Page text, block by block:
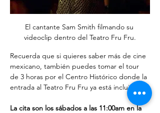
El cantante Sam Smith filmando su
videoclip dentro del Teatro Fru Fru.
Recuerda que si quieres saber más de cine
mexicano, también puedes tomar el tour
de 3 horas por el Centro Histórico donde la
entrada al Teatro Fru Fru ya está incluida.
La cita son los sábados a las 11:00am en la